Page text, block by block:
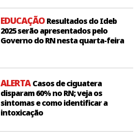
EDUCAÇÃOResultados do Ideb
2025 serão apresentados pelo
Governo do RN nesta quarta-feira
ALERTACasos de ciguatera
disparam 60% no RN; veja os
sintomas e como identificar a
intoxicação